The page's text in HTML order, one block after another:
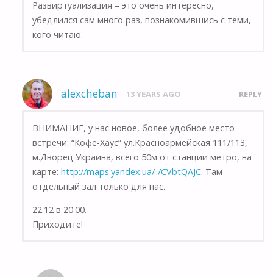
Развиртуализация – это очень интересно,
убедлился сам много раз, познакомившись с теми,
кого читаю.
alexcheban 13 YEARS AGO REPLY
ВНИМАНИЕ, у нас новое, более удобное место
встречи: “Кофе-Хаус” ул.Красноармейская 111/113,
м.Дворец Украина, всего 50м от станции метро, на
карте:http://maps.yandex.ua/-/CVbtQAJC. Там
отдельный зал только для нас.
22.12 в 20.00.
Приходите!